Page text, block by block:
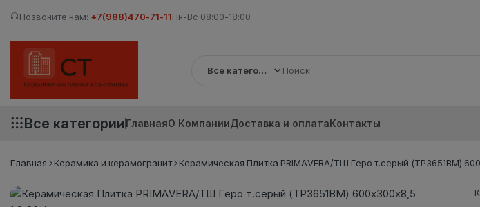
Позвоните нам: +7(988)470-71-11Пн-Вс 08:00-18:00
Все категории
Все категорииГлавнаяО КомпанииДоставка и оплатаКонтакты
Главная Керамика и керамогранит Керамическая Плитка PRIMAVERA/ТШ Геро т.серый (ТР3651BM)